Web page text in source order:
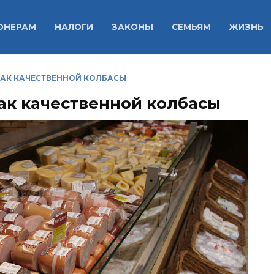
НАЛОГИ ЗАКОНЫ СЕМЬЯМ ЖИЗНЬ
КАЧЕСТВЕННОЙ КОЛБАСЫ
качественной колбасы